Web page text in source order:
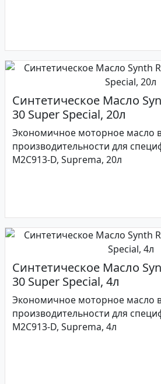
Синтетическое Масло
30 Super Special, 20л
Экономичное моторное масло
производительности для
M2C913-D, Suprema, 20л
Синтетическое Масло
30 Super Special, 4л
Экономичное моторное масло
производительности для
M2C913-D, Suprema, 4л